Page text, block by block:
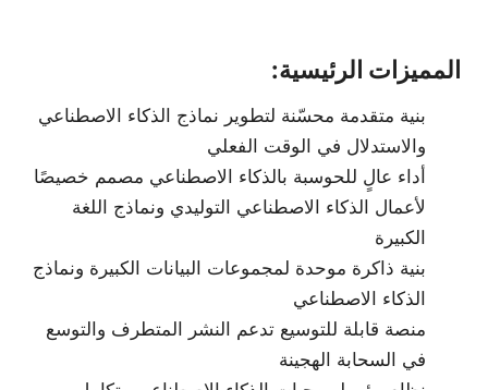
المميزات الرئيسية:
بنية متقدمة محسّنة لتطوير نماذج الذكاء الاصطناعي
والاستدلال في الوقت الفعلي
أداء عالٍ للحوسبة بالذكاء الاصطناعي مصمم خصيصًا
لأعمال الذكاء الاصطناعي التوليدي ونماذج اللغة
الكبيرة
بنية ذاكرة موحدة لمجموعات البيانات الكبيرة ونماذج
الذكاء الاصطناعي
منصة قابلة للتوسيع تدعم النشر المتطرف والتوسع
في السحابة الهجينة